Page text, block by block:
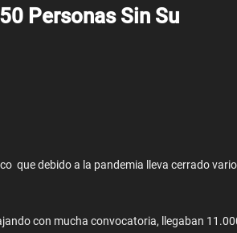
Personas Sin Su
que debido a la pandemia lleva cerrado
con mucha convocatoria, llegaban